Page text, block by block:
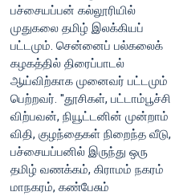
பச்சையப்பன் கல்லூரியில்
முதுகலை தமிழ் இலக்கியப்
பட்டமும். சென்னைப் பல்கலைக்
கழகத்தில் திரைப்பாடல்
ஆய்விற்காக முனைவர் பட்டமும்
பெற்றவர். ''தூசிகள், பட்டாம்பூச்சி
விற்பவன், நியூட்டனின் முன்றாம்
விதி, குழந்தைகள் நிறைந்த வீடு,
பச்சையப்பனில் இருந்து ஒரு
தமிழ் வணக்கம், கிராமம் நகரம்
மாநகரம், கண்பேசும்